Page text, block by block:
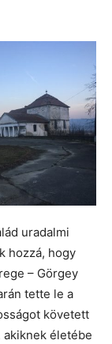
uradalmi
hozzá, hogy
– Görgey
tette le a
követett
akiknek életébe